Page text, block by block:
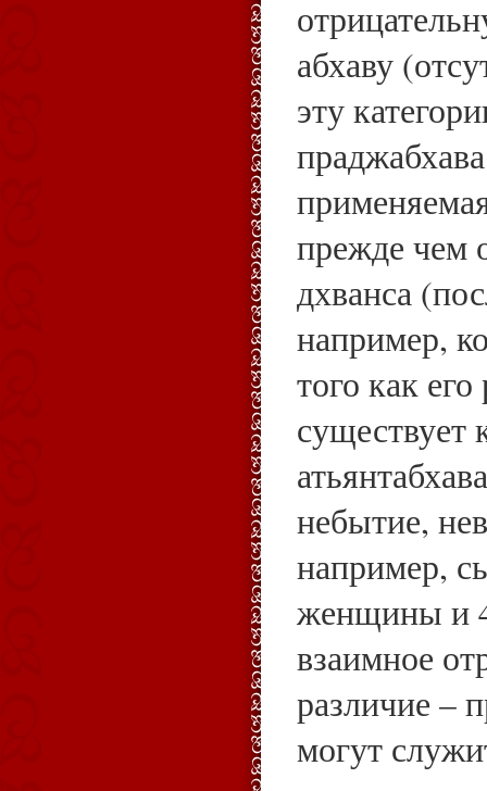
абхаву
эту
прежде чем
дхванса
например,
того как
существует
небытие,
например,
женщины и
взаимное
различие –
могут